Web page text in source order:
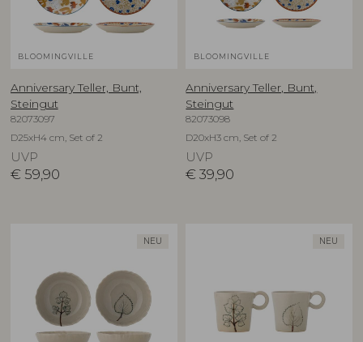
BLOOMINGVILLE
Anniversary Teller, Bunt,
Steingut
82073097
D25xH4 cm, Set of 2
UVP
€ 59,90
BLOOMINGVILLE
Anniversary Teller, Bunt,
Steingut
82073098
D20xH3 cm, Set of 2
UVP
€ 39,90
NEU NEU